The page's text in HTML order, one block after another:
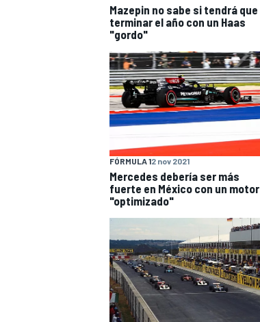
Mazepin no sabe si tendrá que
terminar el año con un Haas
"gordo"
FÓRMULA 12 nov 2021
Mercedes debería ser más
fuerte en México con un motor
"optimizado"